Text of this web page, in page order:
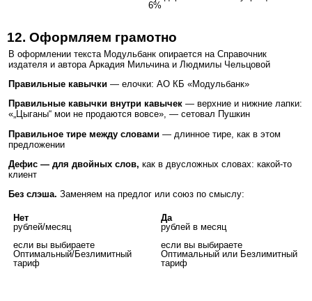
6%
12. Оформляем грамотно
В оформлении текста Модульбанк опирается на Справочник
издателя и автора Аркадия Мильчина и Людмилы Чельцовой
Правильные кавычки — елочки: АО КБ «Модульбанк»
Правильные кавычки внутри кавычек — верхние и нижние лапки:
«„Цыганы“ мои не продаются вовсе», — сетовал Пушкин
Правильное тире между словами — длинное тире, как в этом
предложении
Дефис — для двойных слов, как в двусложных словах: какой-то
клиент
Без слэша. Заменяем на предлог или союз по смыслу:
Нет
рублей/месяц
если вы выбираете
Оптимальный/Безлимитный
тариф
Да
рублей в месяц
если вы выбираете
Оптимальный или Безлимитный
тариф